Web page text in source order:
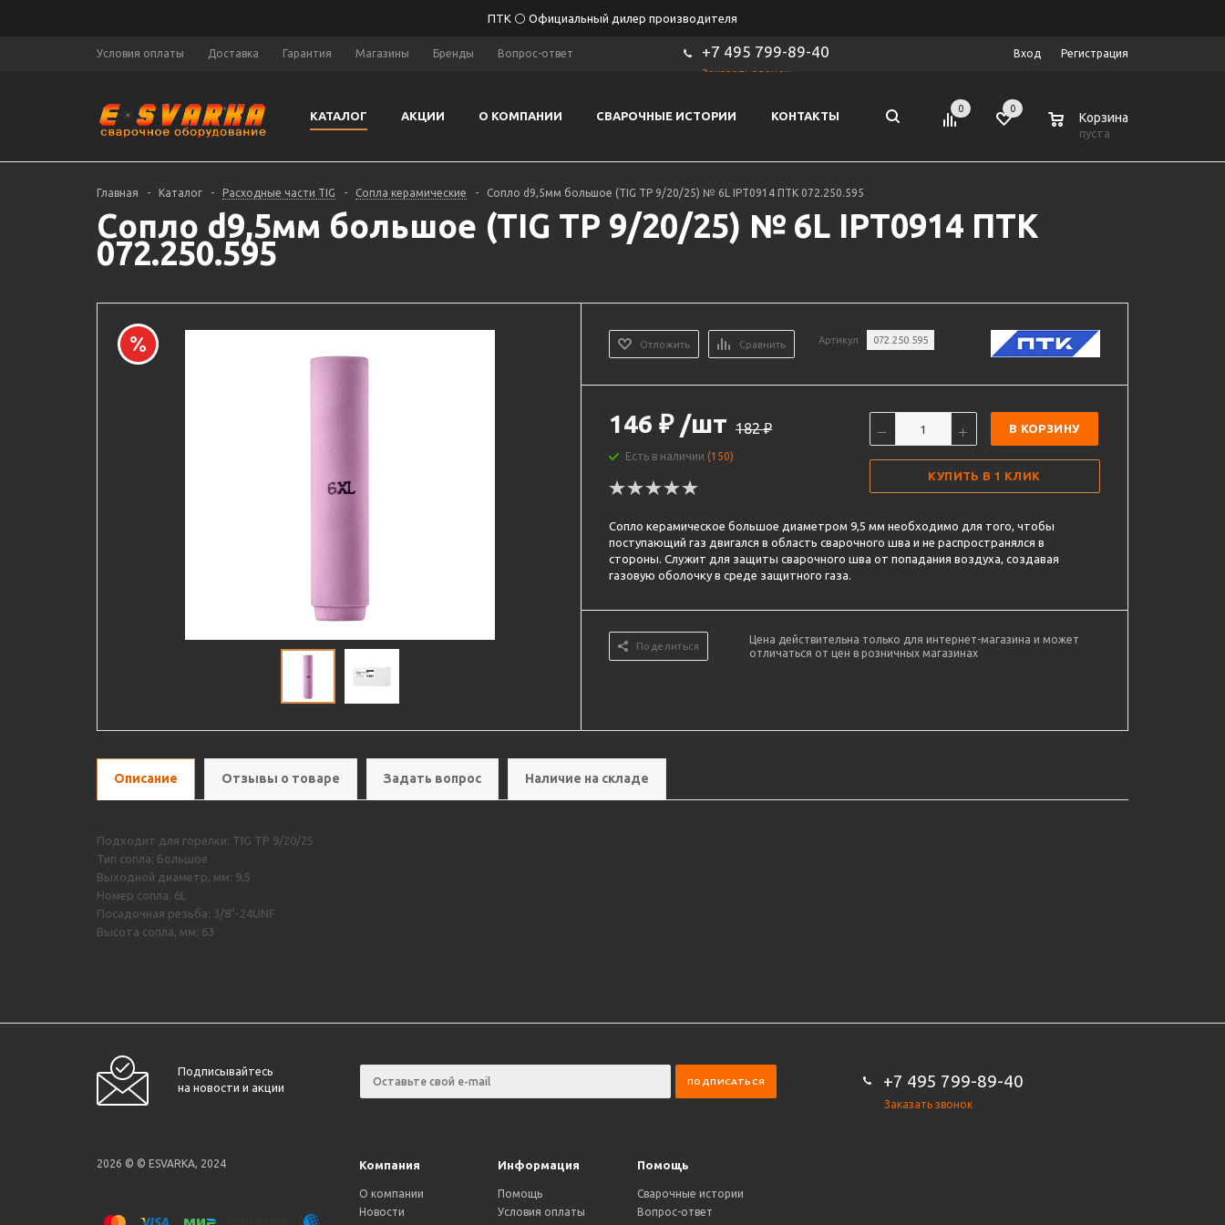
ПТК ⚪ Официальный дилер производителя
Условия оплаты Доставка Гарантия Магазины Бренды Вопрос-ответ +7 495 799-89-40
Заказать звонок
Вход Регистрация
КАТАЛОГ АКЦИИ О КОМПАНИИ СВАРОЧНЫЕ ИСТОРИИ КОНТАКТЫ
0 0
Корзина
пуста
Главная - Каталог - Расходные части TIG - Сопла керамические - Сопло d9,5мм большое (TIG TP 9/20/25) № 6L IPT0914 ПТК 072.250.595
Сопло d9,5мм большое (TIG TP 9/20/25) № 6L IPT0914 ПТК
072.250.595
Отложить Сравнить Артикул 072.250.595
146 ₽ /шт 182₽
Есть в наличии(150)
В КОРЗИНУ
КУПИТЬ В 1 КЛИК
Сопло керамическое большое диаметром 9,5 мм необходимо для того, чтобы
поступающий газ двигался в область сварочного шва и не распространялся в
стороны. Служит для защиты сварочного шва от попадания воздуха, создавая
газовую оболочку в среде защитного газа.
Поделиться
Цена действительна только для интернет-магазина и может
отличаться от цен в розничных магазинах
Описание Отзывы о товаре Задать вопрос Наличие на складе
Подходит для горелки: TIG TP 9/20/25
Тип сопла: Большое
Выходной диаметр, мм: 9,5
Номер сопла: 6L
Посадочная резьба: 3/8"-24UNF
Высота сопла, мм: 63
Подписывайтесь
на новости и акции
+7 495 799-89-40
Заказать звонок
2026 © © ESVARKA, 2024 Компания Информация Помощь
О компании
Новости
Помощь
Условия оплаты
Сварочные истории
Вопрос-ответ